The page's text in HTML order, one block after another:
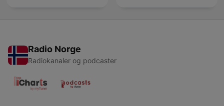
Radio Norge
Radiokanaler og podcaster